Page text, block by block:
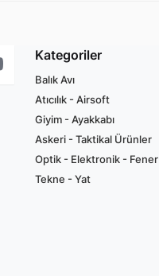
Kategoriler
Balık Avı
Atıcılık - Airsoft
Giyim - Ayakkabı
Askeri - Taktikal Ürünler
Optik - Elektronik - Fener
Tekne - Yat